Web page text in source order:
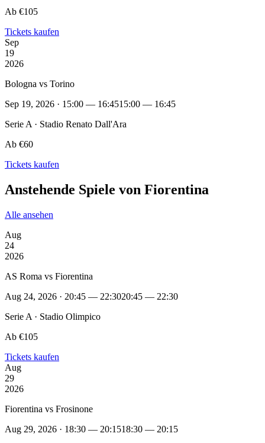
Ab €105
Tickets kaufen
Sep
19
2026
Bologna vs Torino
Sep 19, 2026 · 15:00 — 16:4515:00 — 16:45
Serie A · Stadio Renato Dall'Ara
Ab €60
Tickets kaufen
Anstehende Spiele von Fiorentina
Alle ansehen
Aug
24
2026
AS Roma vs Fiorentina
Aug 24, 2026 · 20:45 — 22:3020:45 — 22:30
Serie A · Stadio Olimpico
Ab €105
Tickets kaufen
Aug
29
2026
Fiorentina vs Frosinone
Aug 29, 2026 · 18:30 — 20:1518:30 — 20:15